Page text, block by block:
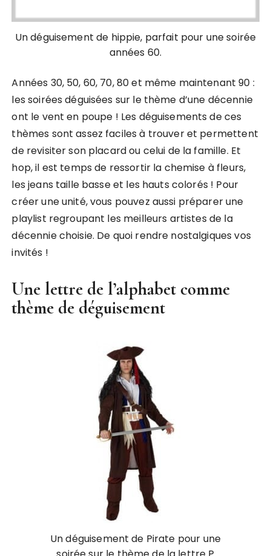
Un déguisement de hippie, parfait pour une soirée
années 60.
Années 30, 50, 60, 70, 80 et même maintenant 90 :
les soirées déguisées sur le thème d’une décennie
ont le vent en poupe ! Les déguisements de ces
thèmes sont assez faciles à trouver et permettent
de revisiter son placard ou celui de la famille. Et
hop, il est temps de ressortir la chemise à fleurs,
les jeans taille basse et les hauts colorés ! Pour
créer une unité, vous pouvez aussi préparer une
playlist regroupant les meilleurs artistes de la
décennie choisie. De quoi rendre nostalgiques vos
invités !
Une lettre de l’alphabet comme
thème de déguisement
Un déguisement de Pirate pour une